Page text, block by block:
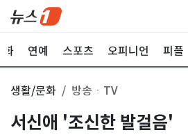
화 연예 스포츠 오피니언 피플
생활/문화 방송ㆍTV
서신애 '조신한 발걸음'